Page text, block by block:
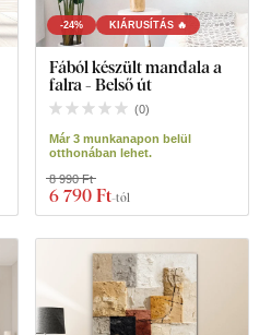
-24% KIÁRUSÍTÁS 🔥
Fából készült mandala a
falra - Belső út
(0)
Már 3 munkanapon belül
otthonában lehet.
6 790 Ft-tól
8 990 Ft